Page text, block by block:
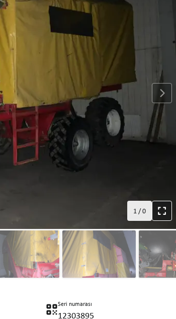
1/0
Seri numarası
12303895